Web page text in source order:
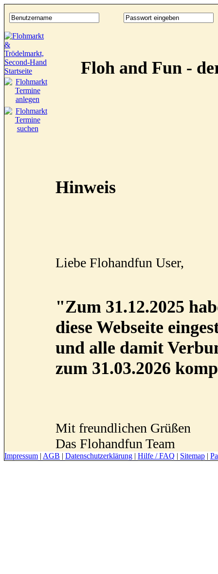
Floh and Fun -
Hinweis
Liebe Flohandfun User,
"Zum 31.12.2025
diese Webseite
und alle damit
zum 31.03.2026
Mit freundlichen Grüßen
Das Flohandfun Team
Impressum | AGB | Datenschutzerklärung | Hilfe / FAQ | Sitemap |